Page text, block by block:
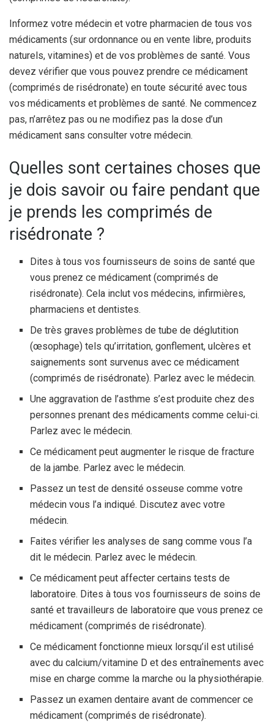
Informez votre médecin et votre pharmacien de tous vos
médicaments (sur ordonnance ou en vente libre, produits
naturels, vitamines) et de vos problèmes de santé. Vous
devez vérifier que vous pouvez prendre ce médicament
(comprimés de risédronate) en toute sécurité avec tous
vos médicaments et problèmes de santé. Ne commencez
pas, n’arrêtez pas ou ne modifiez pas la dose d’un
médicament sans consulter votre médecin.
Quelles sont certaines choses que
je dois savoir ou faire pendant que
je prends les comprimés de
risédronate ?
Dites à tous vos fournisseurs de soins de santé que
vous prenez ce médicament (comprimés de
risédronate). Cela inclut vos médecins, infirmières,
pharmaciens et dentistes.
De très graves problèmes de tube de déglutition
(œsophage) tels qu’irritation, gonflement, ulcères et
saignements sont survenus avec ce médicament
(comprimés de risédronate). Parlez avec le médecin.
Une aggravation de l’asthme s’est produite chez des
personnes prenant des médicaments comme celui-ci.
Parlez avec le médecin.
Ce médicament peut augmenter le risque de fracture
de la jambe. Parlez avec le médecin.
Passez un test de densité osseuse comme votre
médecin vous l’a indiqué. Discutez avec votre
médecin.
Faites vérifier les analyses de sang comme vous l’a
dit le médecin. Parlez avec le médecin.
Ce médicament peut affecter certains tests de
laboratoire. Dites à tous vos fournisseurs de soins de
santé et travailleurs de laboratoire que vous prenez ce
médicament (comprimés de risédronate).
Ce médicament fonctionne mieux lorsqu’il est utilisé
avec du calcium/vitamine D et des entraînements avec
mise en charge comme la marche ou la physiothérapie.
Passez un examen dentaire avant de commencer ce
médicament (comprimés de risédronate).